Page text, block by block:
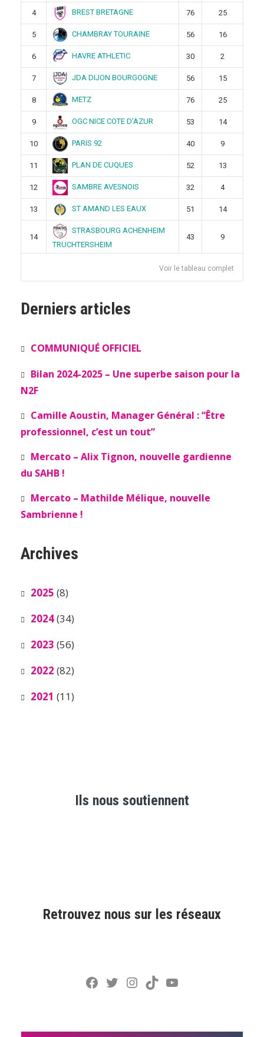
4 BREST BRETAGNE 76 25
5 CHAMBRAY TOURAINE 56 16
6 HAVRE ATHLETIC 30 2
7 JDA DIJON BOURGOGNE 56 15
8 METZ 76 25
9 OGC NICE COTE D’AZUR 53 14
10 PARIS 92 40 9
11 PLAN DE CUQUES 52 13
12 SAMBRE AVESNOIS 32 4
13 ST AMAND LES EAUX 51 14
14
STRASBOURG ACHENHEIM
TRUCHTERSHEIM
43 9
Voir le tableau complet
Derniers articles
COMMUNIQUÉ OFFICIEL
Bilan 2024-2025 – Une superbe saison pour la
N2F
Camille Aoustin, Manager Général : “Être
professionnel, c’est un tout”
Mercato – Alix Tignon, nouvelle gardienne
du SAHB !
Mercato – Mathilde Mélique, nouvelle
Sambrienne !
Archives
2025 (8)
2024(34)
2023 (56)
2022 (82)
2021 (11)
Ils nous soutiennent
Retrouvez nous sur les réseaux
Facebook
Twitter
Instagram
TikTokYouTube